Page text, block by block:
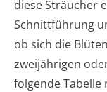
diese Sträucher
Schnittführung
ob sich die
zweijährigen
folgende